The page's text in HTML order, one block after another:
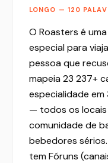
LONGO — 120
O Roasters é
especial para
pessoa que
mapeia 23 237+
especialidade em
— todos os
comunidade de
bebedores
tem Fóruns